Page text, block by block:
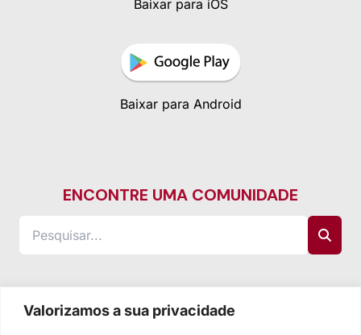
Valorizamos a sua privacidade
Baixar para iOS
Baixar para Android
ENCONTRE UMA COMUNIDADE